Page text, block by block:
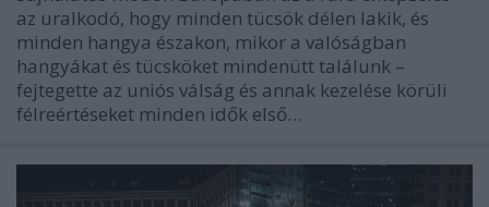
az uralkodó, hogy minden tücsök délen lakik, és
minden hangya északon, mikor a valóságban
hangyákat és tücsköket mindenütt találunk –
fejtegette az uniós válság és annak kezelése körüli
félreértéseket minden idők első…